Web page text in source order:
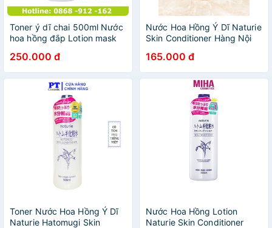
Toner ý dĩ chai 500ml Nước
hoa hồng đắp Lotion mask
250.000 đ
Nước Hoa Hồng Ý Dĩ Naturie
Skin Conditioner Hàng Nội
165.000 đ
Toner Nước Hoa Hồng Ý Dĩ
Naturie Hatomugi Skin
Nước Hoa Hồng Lotion
Naturie Skin Conditioner